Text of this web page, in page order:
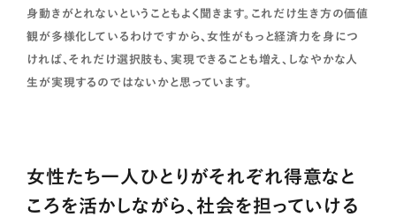
身動きがとれないということもよく聞きます。これだけ生き方の価値
観が多様化しているわけですから、女性がもっと経済力を身につ
ければ、それだけ選択肢も、実現できることも増え、しなやかな人
生が実現するのではないかと思っています。
女性たち一人ひとりがそれぞれ得意なと
ころを活かしながら、社会を担っていける